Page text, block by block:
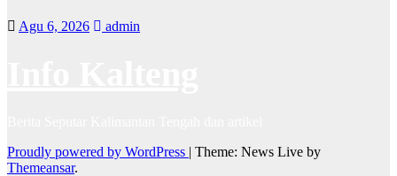
Agu 6, 2026 admin
Proudly powered by WordPress | Theme: News Live by
Themeansar.